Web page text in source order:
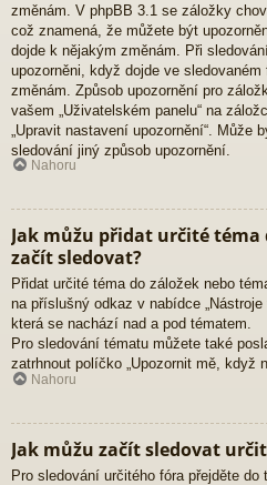
změnám. V phpBB 3.1 se záložky
což znamená, že můžete být
dojde k nějakým změnám. Při
upozorněni, když dojde ve
změnám. Způsob upozornění pro
vašem „Uživatelském panelu“ na
„Upravit nastavení upozornění“.
sledování jiný způsob upozornění.
Nahoru
Jak můžu přidat určité téma
začít sledovat?
Přidat určité téma do záložek nebo
na příslušný odkaz v nabídce
která se nachází nad a pod tématem.
Pro sledování tématu můžete také
zatrhnout políčko „Upozornit mě, když
Nahoru
Jak můžu začít sledovat
Pro sledování určitého fóra přejděte